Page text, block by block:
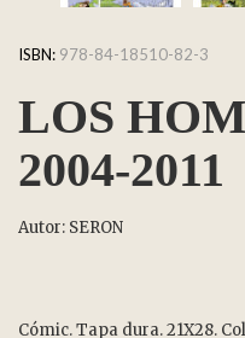
ISBN: 978-84-18510-82-3
LOS
2004-2011
Autor: SERON
Cómic. Tapa dura. 21X28.